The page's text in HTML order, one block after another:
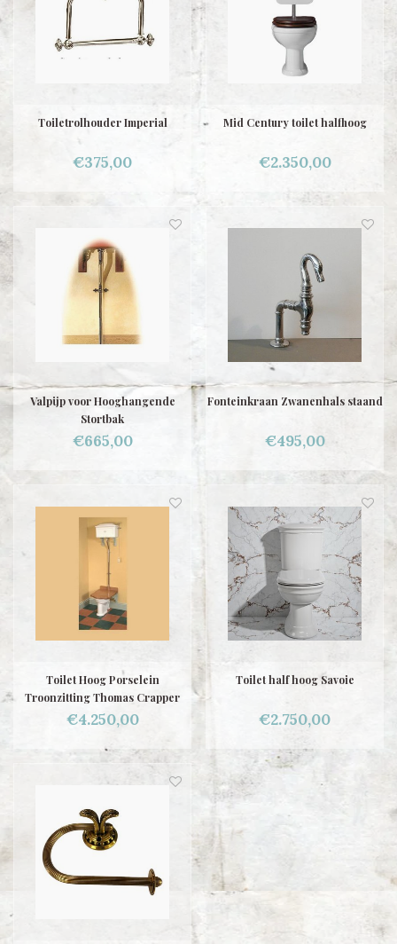
Toiletrolhouder Imperial
€375,00
Mid Century toilet halfhoog
€2.350,00
Valpijp voor Hooghangende
Stortbak
€665,00
Fonteinkraan Zwanenhals staand
€495,00
Toilet Hoog Porselein
Troonzitting Thomas Crapper
€4.250,00
Toilet half hoog Savoie
€2.750,00